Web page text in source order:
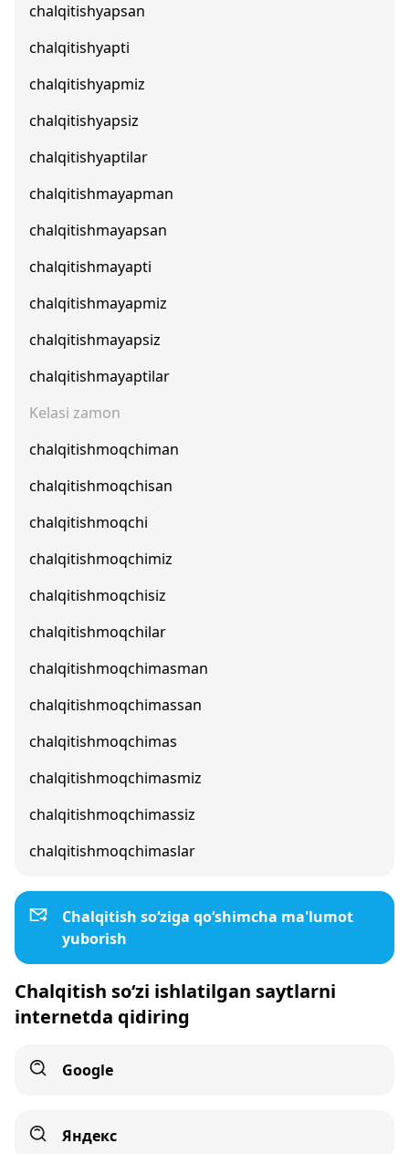
chalqitishyapsan
chalqitishyapti
chalqitishyapmiz
chalqitishyapsiz
chalqitishyaptilar
chalqitishmayapman
chalqitishmayapsan
chalqitishmayapti
chalqitishmayapmiz
chalqitishmayapsiz
chalqitishmayaptilar
Kelasi zamon
chalqitishmoqchiman
chalqitishmoqchisan
chalqitishmoqchi
chalqitishmoqchimiz
chalqitishmoqchisiz
chalqitishmoqchilar
chalqitishmoqchimasman
chalqitishmoqchimassan
chalqitishmoqchimas
chalqitishmoqchimasmiz
chalqitishmoqchimassiz
chalqitishmoqchimaslar
Chalqitish so‘ziga qo‘shimcha ma'lumot
yuborish
Chalqitish so‘zi ishlatilgan saytlarni
internetda qidiring
Google
Яндекс